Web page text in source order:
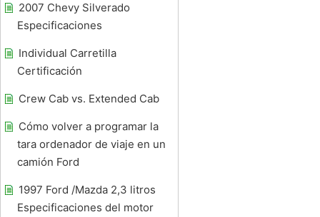
2007 Chevy Silverado
Especificaciones
Individual Carretilla
Certificación
Crew Cab vs. Extended Cab
Cómo volver a programar la
tara ordenador de viaje en un
camión Ford
1997 Ford /Mazda 2,3 litros
Especificaciones del motor